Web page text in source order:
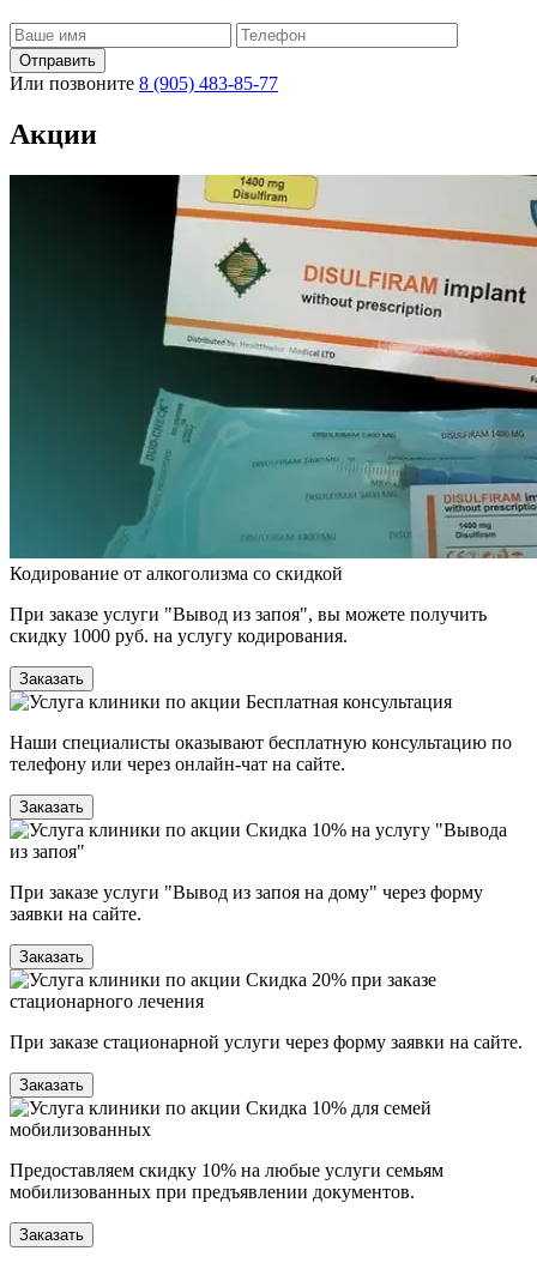
Отправить
Или позвоните 8 (905) 483-85-77
Акции
Кодирование от алкоголизма со скидкой
При заказе услуги "Вывод из запоя", вы можете получить
скидку 1000 руб. на услугу кодирования.
Заказать
Бесплатная консультация
Наши специалисты оказывают бесплатную консультацию по
телефону или через онлайн-чат на сайте.
Заказать
Скидка 10% на услугу "Вывода
из запоя"
При заказе услуги "Вывод из запоя на дому" через форму
заявки на сайте.
Заказать
Скидка 20% при заказе
стационарного лечения
При заказе стационарной услуги через форму заявки на сайте.
Заказать
Скидка 10% для семей
мобилизованных
Предоставляем скидку 10% на любые услуги семьям
мобилизованных при предъявлении документов.
Заказать